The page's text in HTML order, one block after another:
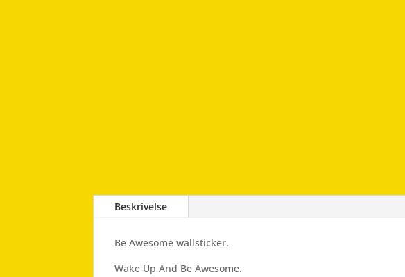
Beskrivelse
Be Awesome wallsticker.
Wake Up And Be Awesome.